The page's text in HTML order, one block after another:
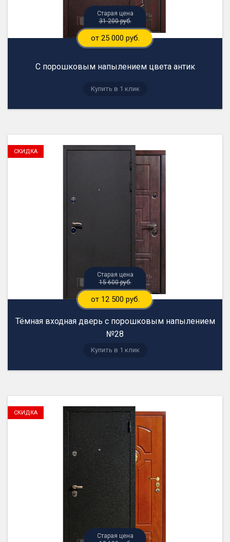
31 200 руб.
от 25 000 руб.
С порошковым напылением цвета антик
15 600 руб.
от 12 500 руб.
Тёмная входная дверь с порошковым напылением
№28